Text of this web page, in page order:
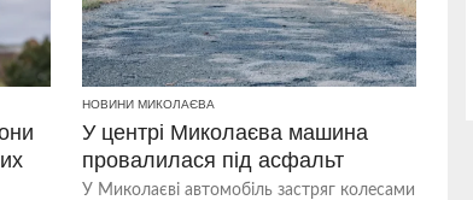
НОВИНИ МИКОЛАЄВА
У центрі Миколаєва машина
провалилася під асфальт
У Миколаєві автомобіль застряг колесами